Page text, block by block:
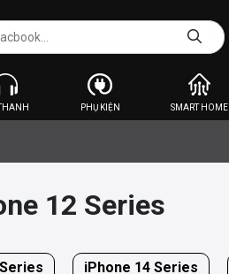
PHỤ KIỆN SMART HOME
12 Series
iPhone 14 Series